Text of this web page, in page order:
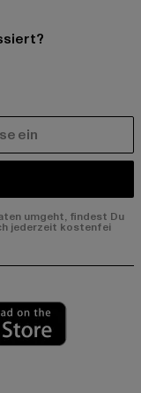
umgeht, findest Du
jederzeit kostenfei